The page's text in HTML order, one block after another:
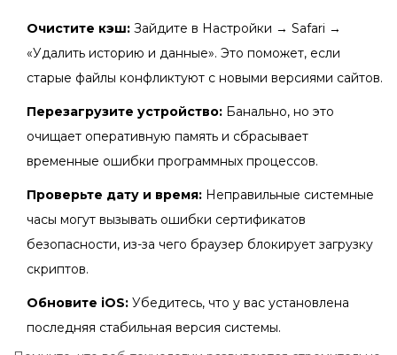
Очистите кэш: Зайдите в Настройки → Safari →
«Удалить историю и данные». Это поможет, если
старые файлы конфликтуют с новыми версиями сайтов.
Перезагрузите устройство: Банально, но это
очищает оперативную память и сбрасывает
временные ошибки программных процессов.
Проверьте дату и время: Неправильные системные
часы могут вызывать ошибки сертификатов
безопасности, из-за чего браузер блокирует загрузку
скриптов.
Обновите iOS: Убедитесь, что у вас установлена
последняя стабильная версия системы.